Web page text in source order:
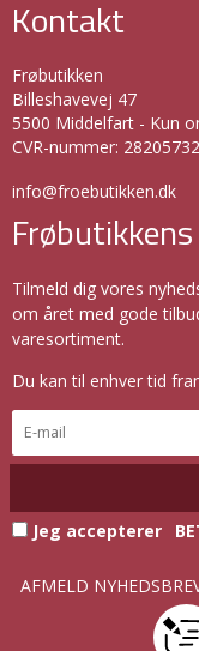
Kontakt
Frøbutikken
Billeshavevej 47
5500 Middelfart - Kun
CVR-nummer:
info@froebutikken.dk
Tilmeld dig vores
om året med gode
varesortiment.
Du kan til enhver tid
Jeg accepterer
AFMELD